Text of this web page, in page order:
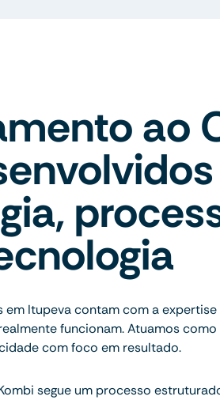
ao
Itupeva contam com a
funcionam. Atuamos como
com foco em resultado.
segue um processo